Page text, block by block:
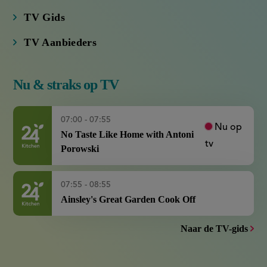
TV Gids
TV Aanbieders
Nu & straks op TV
07:00 - 07:55
No Taste Like Home with Antoni
Porowski
Nu op
tv
07:55 - 08:55
Ainsley's Great Garden Cook Off
Naar de TV-gids